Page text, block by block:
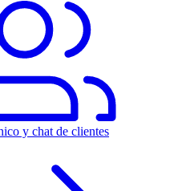
y chat de clientes